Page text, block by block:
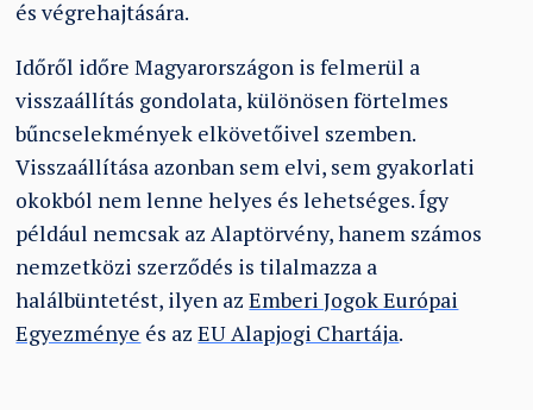
és végrehajtására.
Időről időre Magyarországon is felmerül a
visszaállítás gondolata, különösen förtelmes
bűncselekmények elkövetőivel szemben.
Visszaállítása azonban sem elvi, sem gyakorlati
okokból nem lenne helyes és lehetséges. Így
például nemcsak az Alaptörvény, hanem számos
nemzetközi szerződés is tilalmazza a
halálbüntetést, ilyen azEmberi Jogok Európai
Egyezménye és azEU Alapjogi Chartája.